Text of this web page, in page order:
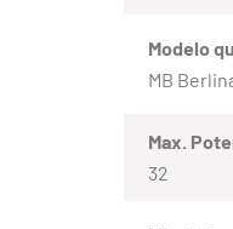
Modelo
MB
Max.
32